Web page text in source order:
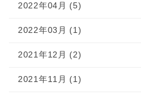
2022年04月 (5)
2022年03月 (1)
2021年12月 (2)
2021年11月 (1)